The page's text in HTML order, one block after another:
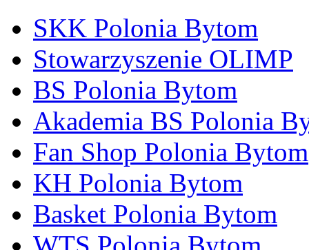
SKK Polonia Bytom
Stowarzyszenie OLIMP
BS Polonia Bytom
Akademia BS Polonia
Fan Shop Polonia Bytom
KH Polonia Bytom
Basket Polonia Bytom